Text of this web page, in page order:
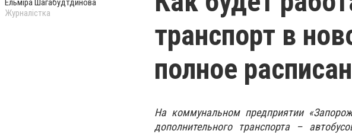
Ельміра Шагабудтдинова
Журналістка
транспорт в
полное
На коммунальном предприятии
дополнительного транспорта –